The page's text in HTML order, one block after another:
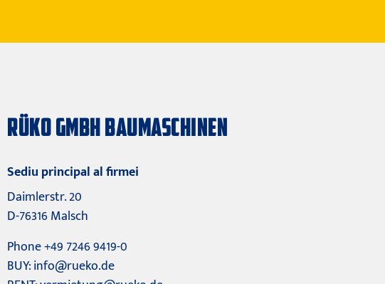
RÜKO GMBH BAUMASCHINEN
Sediu principal al firmei
Daimlerstr. 20
D-76316 Malsch
Phone +49 7246 9419-0
BUY:info@rueko.de